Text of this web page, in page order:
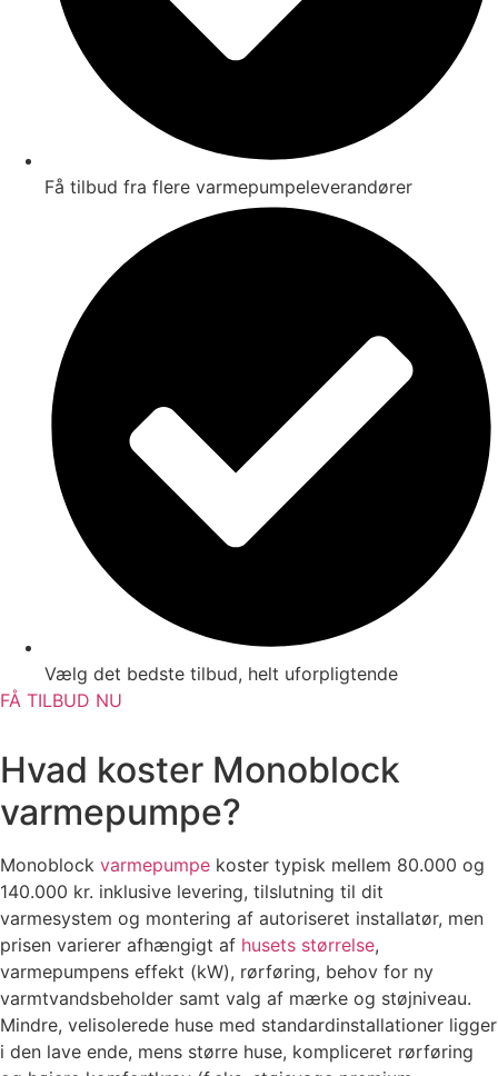
Få tilbud fra flere varmepumpeleverandører
Vælg det bedste tilbud, helt uforpligtende
FÅ TILBUD NU
Hvad koster Monoblock
varmepumpe?
Monoblock varmepumpe koster typisk mellem 80.000 og
140.000 kr. inklusive levering, tilslutning til dit
varmesystem og montering af autoriseret installatør, men
prisen varierer afhængigt af husets størrelse,
varmepumpens effekt (kW), rørføring, behov for ny
varmtvandsbeholder samt valg af mærke og støjniveau.
Mindre, velisolerede huse med standardinstallationer ligger
i den lave ende, mens større huse, kompliceret rørføring